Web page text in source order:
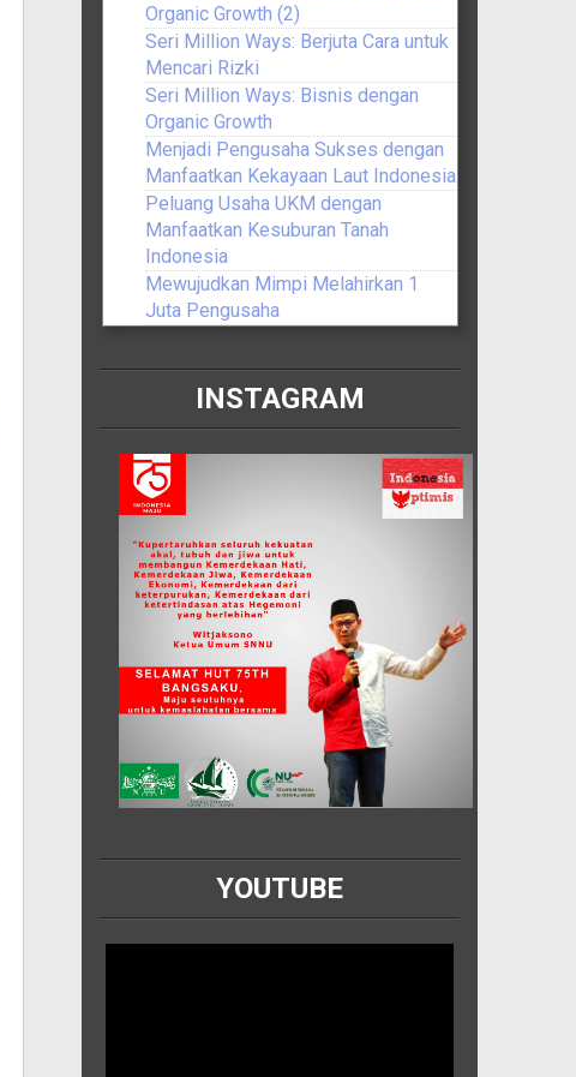
Organic Growth (2)
Seri Million Ways: Berjuta Cara untuk
Mencari Rizki
Seri Million Ways: Bisnis dengan
Organic Growth
Menjadi Pengusaha Sukses dengan
Manfaatkan Kekayaan Laut Indonesia
Peluang Usaha UKM dengan
Manfaatkan Kesuburan Tanah
Indonesia
Mewujudkan Mimpi Melahirkan 1
Juta Pengusaha
INSTAGRAM
YOUTUBE